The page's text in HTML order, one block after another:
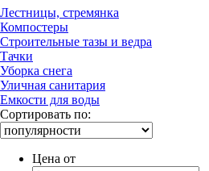
Лестницы, стремянка
Компостеры
Строительные тазы и ведра
Тачки
Уборка снега
Уличная санитария
Емкости для воды
Сортировать по:
Цена от